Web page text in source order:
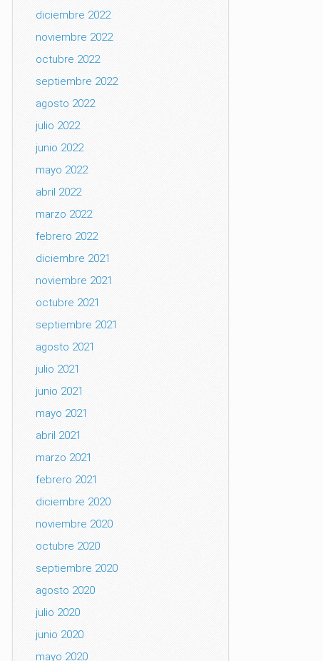
diciembre 2022
noviembre 2022
octubre 2022
septiembre 2022
agosto 2022
julio 2022
junio 2022
mayo 2022
abril 2022
marzo 2022
febrero 2022
diciembre 2021
noviembre 2021
octubre 2021
septiembre 2021
agosto 2021
julio 2021
junio 2021
mayo 2021
abril 2021
marzo 2021
febrero 2021
diciembre 2020
noviembre 2020
octubre 2020
septiembre 2020
agosto 2020
julio 2020
junio 2020
mayo 2020